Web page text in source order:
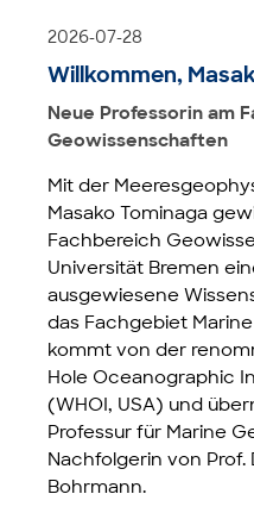
2026-07-28
Willkommen,
Neue Professorin am
Geowissenschaften
Mit der
Masako Tominaga
Fachbereich
Universität Bremen
ausgewiesene
das Fachgebiet
kommt von der
Hole Oceanographic
(WHOI, USA) und
Professur für Marine
Nachfolgerin von Prof.
Bohrmann.